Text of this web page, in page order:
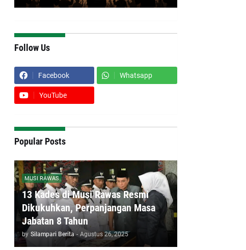
Follow Us
Facebook Whatsapp
YouTube
Popular Posts
MUSI RAWAS
13 Kades di Musi Rawas Resmi
Dikukuhkan, Perpanjangan Masa
Jabatan 8 Tahun
by Silampari Berita - Agustus 26, 2025